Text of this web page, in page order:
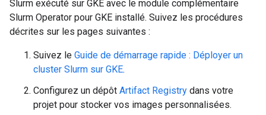
Slurm exécuté sur GKE avec le module complémentaire
Slurm Operator pour GKE installé. Suivez les procédures
décrites sur les pages suivantes :
Suivez le Guide de démarrage rapide : Déployer un
cluster Slurm sur GKE.
Configurez un dépôt Artifact Registry dans votre
projet pour stocker vos images personnalisées.